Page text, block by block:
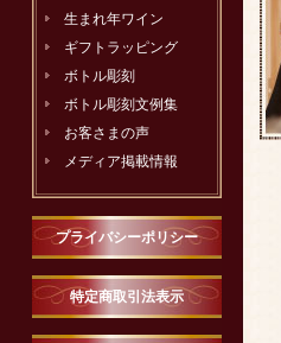
生まれ年ワイン
ギフトラッピング
ボトル彫刻
ボトル彫刻文例集
お客さまの声
メディア掲載情報
プライバシーポリシー
特定商取引法表示